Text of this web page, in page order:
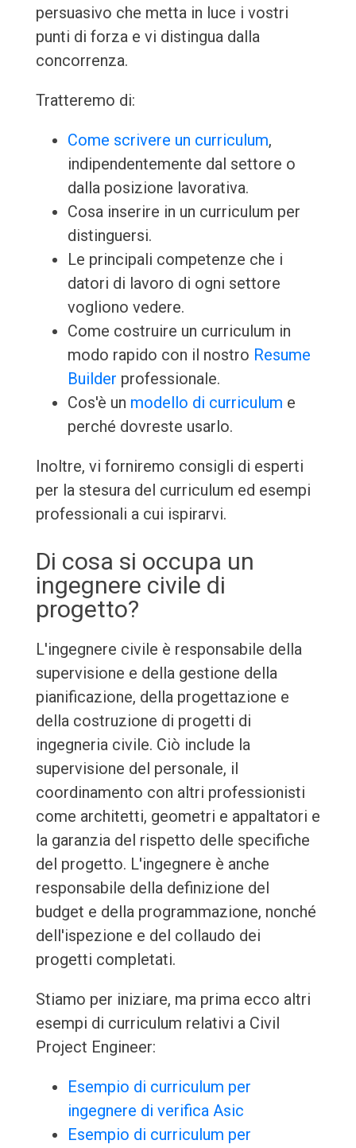
persuasivo che metta in luce i vostri
punti di forza e vi distingua dalla
concorrenza.
Tratteremo di:
Come scrivere un curriculum,
indipendentemente dal settore o
dalla posizione lavorativa.
Cosa inserire in un curriculum per
distinguersi.
Le principali competenze che i
datori di lavoro di ogni settore
vogliono vedere.
Come costruire un curriculum in
modo rapido con il nostro Resume
Builder professionale.
Cos'è un modello di curriculum e
perché dovreste usarlo.
Inoltre, vi forniremo consigli di esperti
per la stesura del curriculum ed esempi
professionali a cui ispirarvi.
Di cosa si occupa un
ingegnere civile di
progetto?
L'ingegnere civile è responsabile della
supervisione e della gestione della
pianificazione, della progettazione e
della costruzione di progetti di
ingegneria civile. Ciò include la
supervisione del personale, il
coordinamento con altri professionisti
come architetti, geometri e appaltatori e
la garanzia del rispetto delle specifiche
del progetto. L'ingegnere è anche
responsabile della definizione del
budget e della programmazione, nonché
dell'ispezione e del collaudo dei
progetti completati.
Stiamo per iniziare, ma prima ecco altri
esempi di curriculum relativi a Civil
Project Engineer:
Esempio di curriculum per
ingegnere di verifica Asic
Esempio di curriculum per